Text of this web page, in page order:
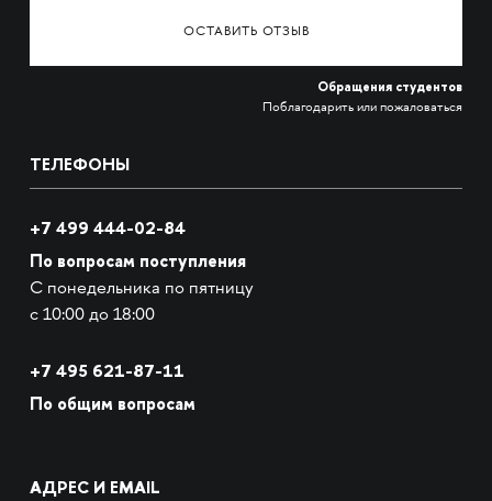
ОСТАВИТЬ ОТЗЫВ
Обращения студентов
Поблагодарить или пожаловаться
ТЕЛЕФОНЫ
+7 499 444-02-84
По вопросам поступления
С понедельника по пятницу
с 10:00 до 18:00
+7 495 621-87-11
По общим вопросам
АДРЕС И EMAIL